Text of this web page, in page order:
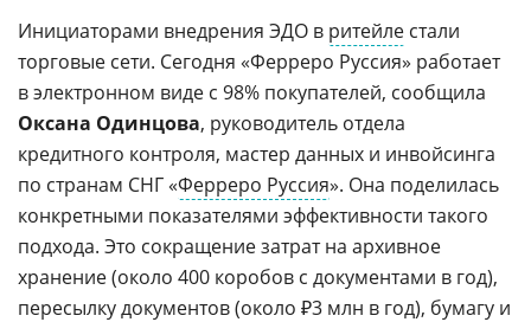
Инициаторами внедрения ЭДО в ритейле стали
торговые сети. Сегодня «Ферреро Руссия» работает
в электронном виде с 98% покупателей, сообщила
Оксана Одинцова, руководитель отдела
кредитного контроля, мастер данных и инвойсинга
по странам СНГ «Ферреро Руссия». Она поделилась
конкретными показателями эффективности такого
подхода. Это сокращение затрат на архивное
хранение (около 400 коробов с документами в год),
пересылку документов (около ₽3 млн в год), бумагу и